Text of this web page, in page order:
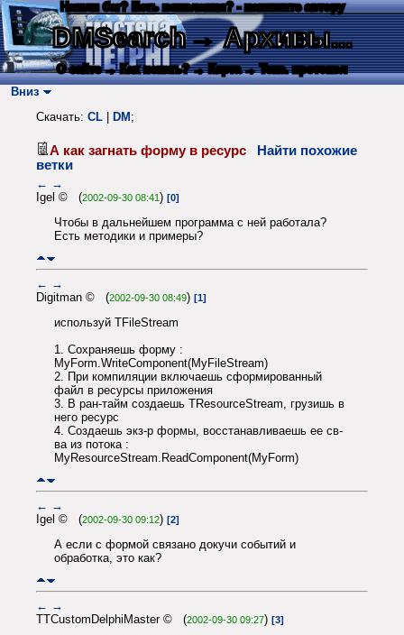
Нашли баг? Есть пожелания? - напишите автору
DMSearch→ Архивы...
О сайте → Как искать? → Карта → Текс. протокол
Вниз
Скачать: CL DM ;
А как загнать форму в ресурс
Найти похожие
ветки
← →
Igel © (2002-09-30 08:41) [0]
Чтобы в дальнейшем программа с ней работала?
Есть методики и примеры?
← →
Digitman © (2002-09-30 08:49) [1]
используй TFileStream
1. Сохраняешь форму :
MyForm.WriteComponent(MyFileStream)
2. При компиляции включаешь сформированный
файл в ресурсы приложения
3. В ран-тайм создаешь TResourceStream, грузишь в
него ресурс
4. Создаешь экз-р формы, восстанавливаешь ее св-
ва из потока :
MyResourceStream.ReadComponent(MyForm)
← →
Igel © (2002-09-30 09:12) [2]
А если с формой связано докучи событий и
обработка, это как?
← →
TTCustomDelphiMaster © (2002-09-30 09:27) [3]